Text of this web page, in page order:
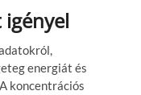
energiát és
koncentrációs